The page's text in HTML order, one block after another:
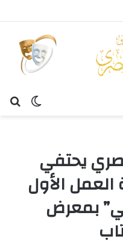
الوضع
يحتفي
العمل الأول
بمعرض